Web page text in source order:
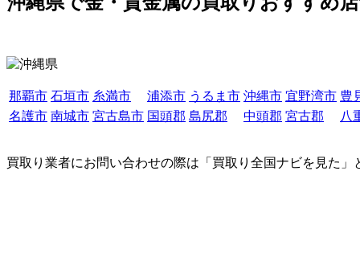
那覇市 石垣市 糸満市 浦添市 うるま市 沖縄市 宜野湾市 豊
名護市 南城市 宮古島市 国頭郡 島尻郡 中頭郡 宮古郡 八
買取り業者にお問い合わせの際は「買取り全国ナビを見た」